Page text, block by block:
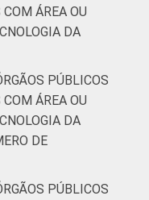
ÁREA OU
DA
PÚBLICOS
ÁREA OU
DA
DE
PÚBLICOS